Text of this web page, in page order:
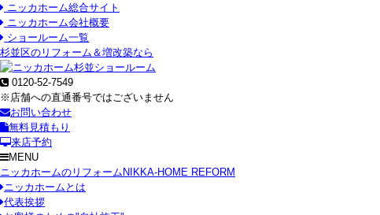
ニッカホーム総合サイト
ニッカホーム会社概要
ショールーム一覧
杉並区のリフォーム＆増改築なら
0120-52-7549
※店舗への直通番号ではございません
お問い合わせ
無料見積もり
来店予約
MENU
ニッカホームのリフォーム NIKKA-HOME REFORM
ニッカホームとは
代表挨拶